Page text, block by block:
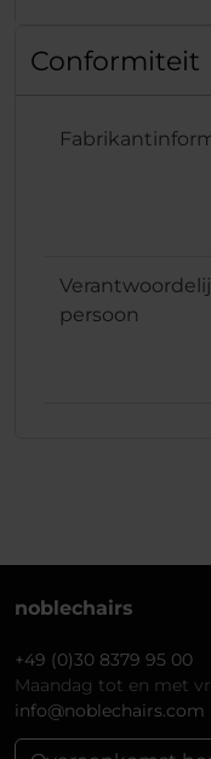
Conformiteit
persoon
noblechairs
+49 (0)30 8379 95 00
Maandag tot en met
info@noblechairs.com